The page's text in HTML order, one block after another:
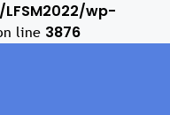
wp-
line 3876